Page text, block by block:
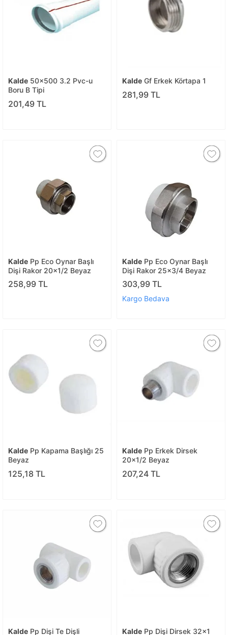
Kalde 50x500 3.2 Pvc-u
Boru B Tipi
201,49 TL
Kalde Gf Erkek Körtapa 1
281,99 TL
Kalde Pp Eco Oynar Başlı
Dişi Rakor 20x1/2 Beyaz
258,99 TL
Kalde Pp Eco Oynar Başlı
Dişi Rakor 25x3/4 Beyaz
303,99 TL
Kargo Bedava
Kalde Pp Kapama Başlığı 25
Beyaz
125,18 TL
Kalde Pp Erkek Dirsek
20x1/2 Beyaz
207,24 TL
Kalde Pp Dişi Te Dişli
Kalde Pp Dişi Dirsek 32x1